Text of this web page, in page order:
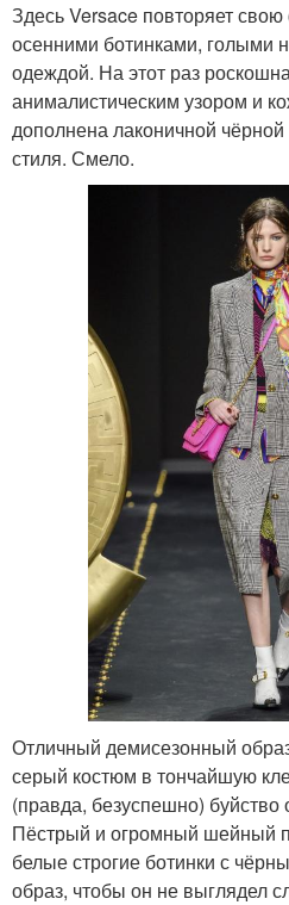
Здесь Versace повторяет
осенними ботинками, голыми
одеждой. На этот раз
анималистическим узором и
дополнена лаконичной
стиля. Смело.
Отличный демисезонный
серый костюм в тончайшую
(правда, безуспешно) буйство
Пёстрый и огромный шейный
белые строгие ботинки с
образ, чтобы он не выглядел